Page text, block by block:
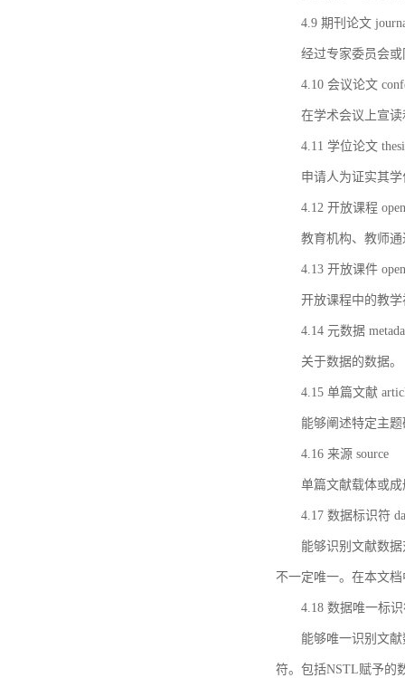
4.9 期刊论文
经过专家委员会
4.10 会议论文
在学术会议上宣
4.11 学位论文
申请人为证实其
4.12 开放课程
教育机构、教师
4.13 开放课件
开放课程中的教
4.14 元数据
关于数据的数据。
4.15 单篇文献
能够阐述特定主
4.16 来源 source
单篇文献载体或
4.17 数据标识符
能够识别文献数
不一定唯一。在本文
4.18 数据唯一标
能够唯一识别文
符。包括NSTL赋予的